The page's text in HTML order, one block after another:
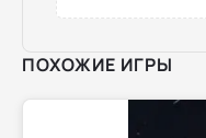
ПОХОЖИЕ ИГРЫ